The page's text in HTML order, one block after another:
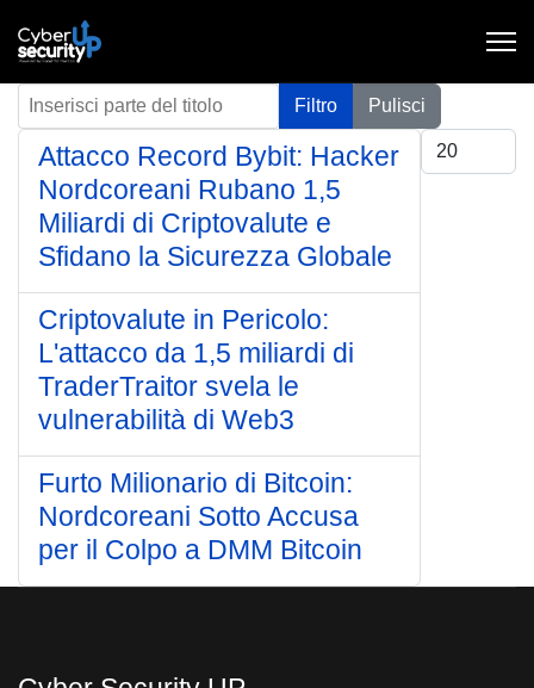
Inserisci parte del titolo Filtro
Pulisci
Visualizza #
Attacco Record Bybit: Hacker
Nordcoreani Rubano 1,5
Miliardi di Criptovalute e
Sfidano la Sicurezza Globale
Criptovalute in Pericolo:
L'attacco da 1,5 miliardi di
TraderTraitor svela le
vulnerabilità di Web3
Furto Milionario di Bitcoin:
Nordcoreani Sotto Accusa
per il Colpo a DMM Bitcoin